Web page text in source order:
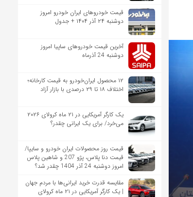
قیمت خودرو‌های ایران خودرو امروز
دوشنبه ۲۴ آذر ۱۴۰۴ + جدول
آخرین قیمت خودروهای ساپیا امروز
دوشنبه 24 آذرماه
۱۲ محصول ایران‌خودرو به قیمت کارخانه؛
اختلاف ۱۸ تا ۲۹ درصدی با بازار آزاد
یک کارگر آمریکایی در ۲۱ ماه کرولای ۲۰۲۶
می‌خرد/ برای یک ایرانی چقدر؟
قیمت روز محصولات ایران خودرو و سایپا/
قیمت دنا پلاس، پژو 207 و شاهین پلاس
امروز دوشنبه 24 آذر 1404 چقدر شد؟
مقایسه قدرت خرید ایرانی‌ها با مردم جهان
| یک کارگر آمریکایی در ۲۱ ماه کرولای